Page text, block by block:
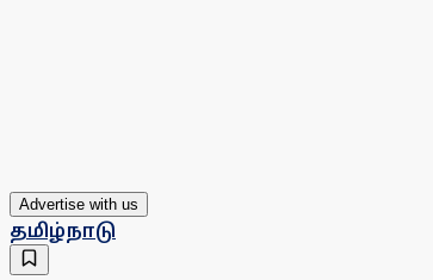
Advertise with us
தமிழ்நாடு